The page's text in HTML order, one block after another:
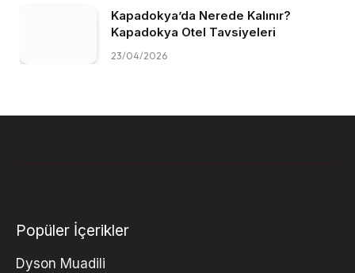
Kapadokya’da Nerede Kalınır?
Kapadokya Otel Tavsiyeleri
23/04/2026
Popüler İçerikler
Dyson Muadili